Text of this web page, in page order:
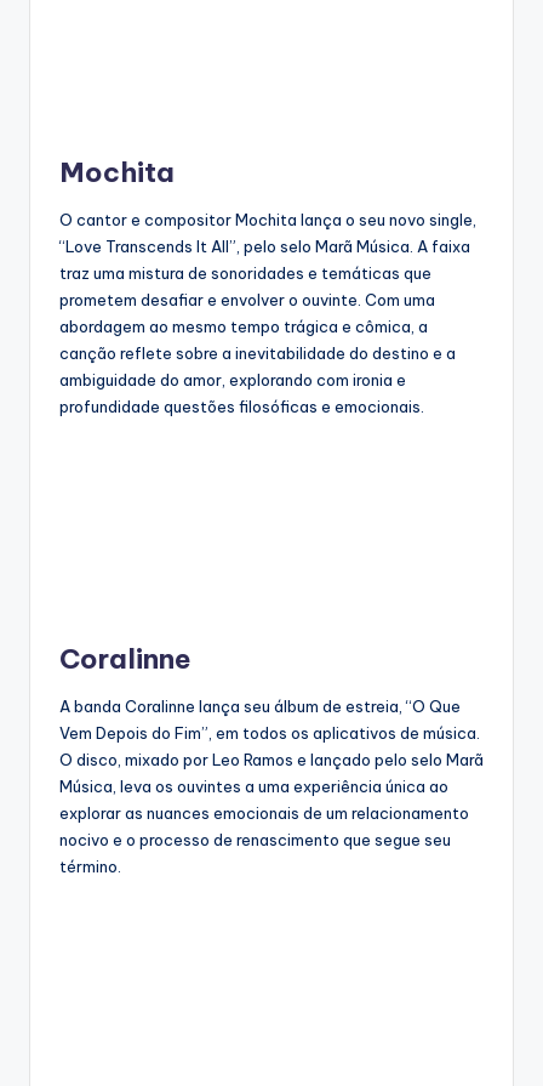
Mochita
O cantor e compositor Mochita lança o seu novo single,
“Love Transcends It All”, pelo selo Marã Música. A faixa
traz uma mistura de sonoridades e temáticas que
prometem desafiar e envolver o ouvinte. Com uma
abordagem ao mesmo tempo trágica e cômica, a
canção reflete sobre a inevitabilidade do destino e a
ambiguidade do amor, explorando com ironia e
profundidade questões filosóficas e emocionais.
Coralinne
A banda Coralinne lança seu álbum de estreia, “O Que
Vem Depois do Fim”, em todos os aplicativos de música.
O disco, mixado por Leo Ramos e lançado pelo selo Marã
Música, leva os ouvintes a uma experiência única ao
explorar as nuances emocionais de um relacionamento
nocivo e o processo de renascimento que segue seu
término.